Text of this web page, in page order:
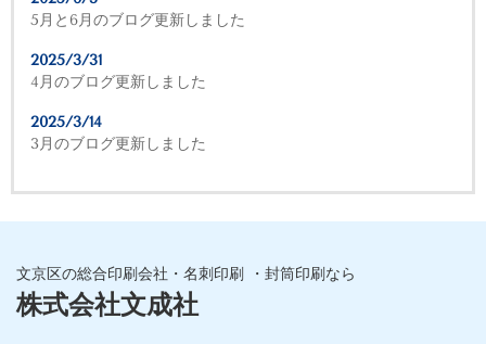
5月と6月のブログ更新しました
2025/3/31
4月のブログ更新しました
2025/3/14
3月のブログ更新しました
文京区の総合印刷会社・名刺印刷 ・封筒印刷なら
株式会社文成社